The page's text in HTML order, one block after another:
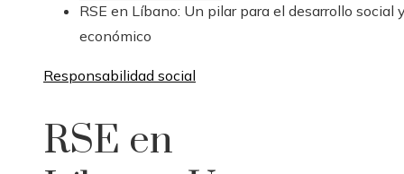
RSE en Líbano: Un pilar para el desarrollo social
económico
Responsabilidad social
RSE en